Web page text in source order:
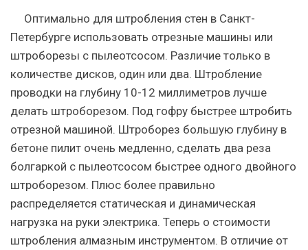
Оптимально для штробления стен в Санкт-
Петербурге использовать отрезные машины или
штроборезы с пылеотсосом. Различие только в
количестве дисков, один или два. Штробление
проводки на глубину 10-12 миллиметров лучше
делать штроборезом. Под гофру быстрее штробить
отрезной машиной. Штроборез большую глубину в
бетоне пилит очень медленно, сделать два реза
болгаркой с пылеотсосом быстрее одного двойного
штроборезом. Плюс более правильно
распределяется статическая и динамическая
нагрузка на руки электрика. Теперь о стоимости
штробления алмазным инструментом. В отличие от